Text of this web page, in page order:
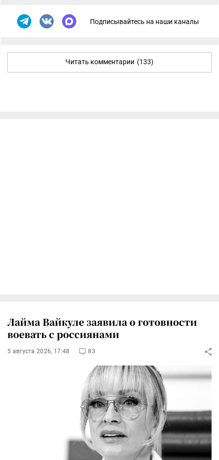
Подписывайтесь на наши каналы
Читать комментарии (133)
Лайма Вайкуле заявила о готовности
воевать с россиянами
5 августа 2026, 17:48 83